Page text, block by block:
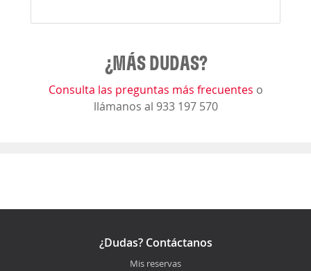
¿MÁS DUDAS?
Consulta las preguntas más frecuentes o
llámanos al 933 197 570
¿Dudas? Contáctanos
Mis reservas